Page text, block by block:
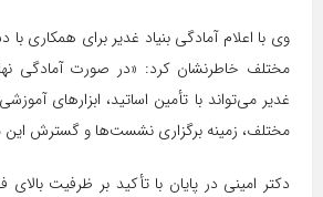
وی با اعلام آمادگی بنیاد غدیر برای همکاری
مختلف خاطرنشان کرد: «در صورت آمادگی
غدیر می‌تواند با تأمین اساتید، ابزارهای
مختلف، زمینه برگزاری نشست‌ها و گسترش این
دکتر امینی در پایان با تأکید بر ظرفیت